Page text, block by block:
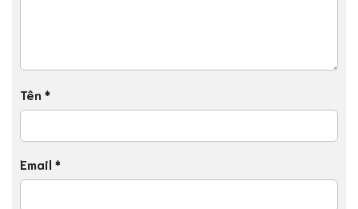
Tên *
Email *